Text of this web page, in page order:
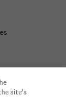
site’s